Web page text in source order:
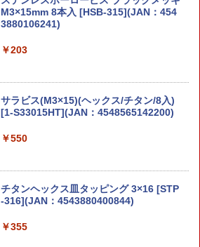
P0-025 プルバックミニカー ジムニー ノ
マド ブルー スズキ純正グッズ ミニカー
￥2,200
ポケットモンスター ポケモンチェンジ
ヒトカゲ／リザードン
￥2,203
30MF [M-01] ドゥロースケルトン 30 MI
SPIRITS バンダイスピリッツ ロボット
語版』バトルトーム：ナイトホーント
[ウォーハンマー] (BATTLETOME: NIGH
応】
トーム：ソウルブライト・グレイヴロー
DS JPN) [Warhammer]【あす楽対応】
￥7,570
ス） Tac-Toggle タック トグル 【メー
ル便】【全品P5倍★8月4日20：00〜11
スイベルフック 360度回転 1インチ 25m
ビナ ブラック ショルダーストラップ バ
￥580
M3×15mm 8本入 [HSB-315](JAN：454
3880106241)
￥203
サラビス(M3×15)(ヘックス/チタン/8入)
[1-S33015HT](JAN：4548565142200)
￥550
チタンヘックス皿タッピング 3×16 [STP
-316](JAN：4543880400844)
￥355